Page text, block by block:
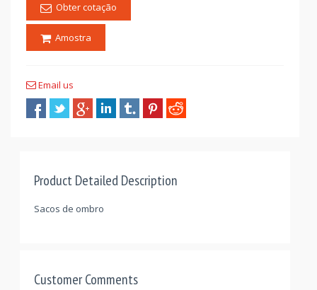
Obter cotação
Amostra
Email us
Product Detailed Description
Sacos de ombro
Customer Comments